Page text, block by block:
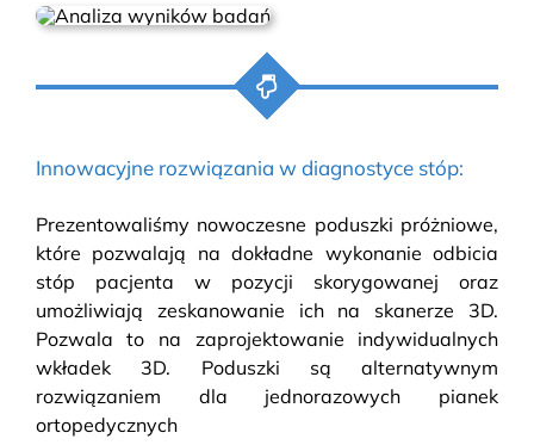
Innowacyjne rozwiązania w diagnostyce stóp:
Prezentowaliśmy nowoczesne poduszki próżniowe,
które pozwalają na dokładne wykonanie odbicia
stóp pacjenta w pozycji skorygowanej oraz
umożliwiają zeskanowanie ich na skanerze 3D.
Pozwala to na zaprojektowanie indywidualnych
wkładek 3D. Poduszki są alternatywnym
rozwiązaniem dla jednorazowych pianek
ortopedycznych